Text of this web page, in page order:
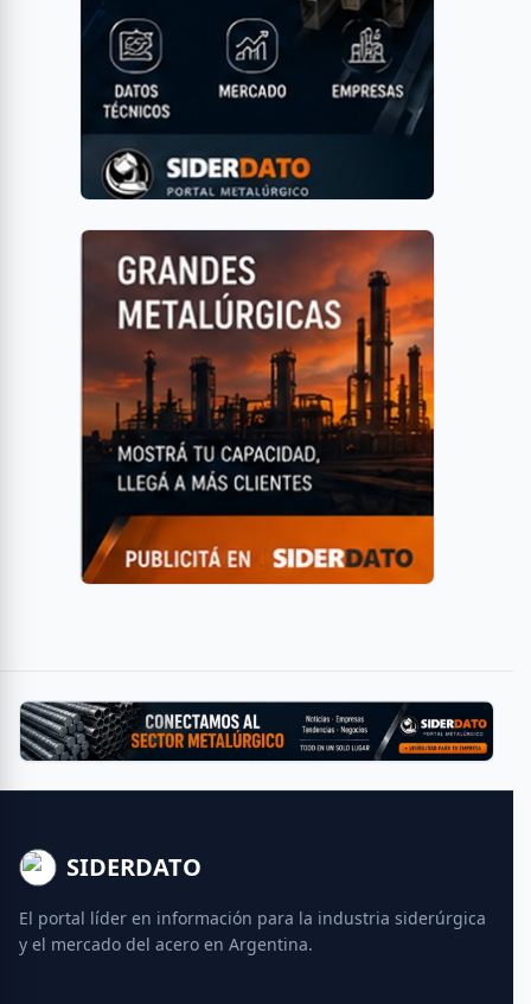
SIDERDATO
El portal líder en información para la industria siderúrgica
y el mercado del acero en Argentina.